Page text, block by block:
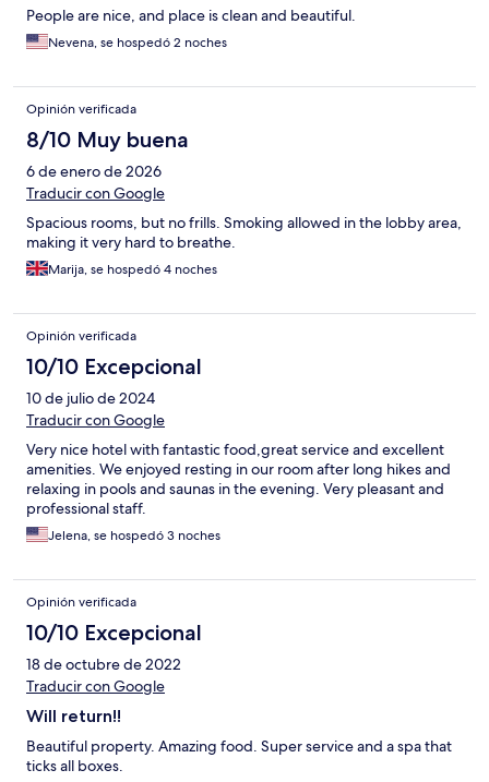
People are nice, and place is clean and beautiful.
Nevena, se hospedó 2 noches
Opinión verificada
8/10 Muy buena
6 de enero de 2026
Traducir con Google
Spacious rooms, but no frills. Smoking allowed in the lobby area,
making it very hard to breathe.
Marija, se hospedó 4 noches
Opinión verificada
10/10 Excepcional
10 de julio de 2024
Traducir con Google
Very nice hotel with fantastic food,great service and excellent
amenities. We enjoyed resting in our room after long hikes and
relaxing in pools and saunas in the evening. Very pleasant and
professional staff.
Jelena, se hospedó 3 noches
Opinión verificada
10/10 Excepcional
18 de octubre de 2022
Traducir con Google
Will return!!
Beautiful property. Amazing food. Super service and a spa that
ticks all boxes.